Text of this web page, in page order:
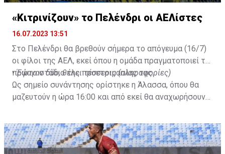
«Κιτρινίζουν» το Πελένδρι οι ΑΕΛίστες
16.07.2023 13:51
Στο Πελένδρι θα βρεθούν σήμερα το απόγευμα (16/7)
οι φίλοι της ΑΕΛ, εκεί όπου η ομάδα πραγματοποιεί το
πρώτο στάδιο της προετοιμασίας της.
•Έφυγαν δύο, θέλει τέσσερις (πληροφορίες)
Ως σημείο συνάντησης ορίστηκε η Άλασσα, όπου θα
μαζευτούν η ώρα 16:00 και από εκεί θα αναχωρήσουν
της ομάδας.